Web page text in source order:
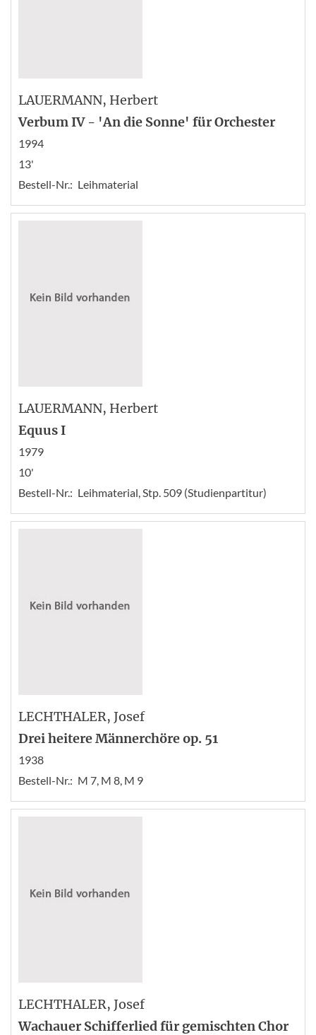
LAUERMANN, Herbert
Verbum IV - 'An die Sonne' für Orchester
1994
13'
Bestell-Nr.: Leihmaterial
LAUERMANN, Herbert
Equus I
1979
10'
Bestell-Nr.: Leihmaterial, Stp. 509 (Studienpartitur)
LECHTHALER, Josef
Drei heitere Männerchöre op. 51
1938
Bestell-Nr.: M 7, M 8, M 9
LECHTHALER, Josef
Wachauer Schifferlied für gemischten Chor